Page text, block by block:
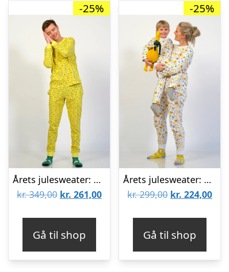
-25%
Årets julesweater: Påskekyllingens Påskepyjamas Gul – herre / mænd. Ugly Christmas Sweater lavet i Danmark
kr.349,00 Den
var:
kr. 349,00.
kr. 261,00Den
kr. 261,00.
Gå til shop
-25%
Årets julesweater: Påskekyllingens Påskepyjamas – Børn. Ugly Christmas Sweater lavet i Danmark
kr.299,00 Den
var:
kr. 299,00.
kr. 224,00Den
kr.
Gå til shop